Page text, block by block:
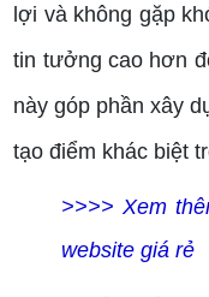
lợi và không gặp
tin tưởng cao hơn
này góp phần xây
tạo điểm khác biệt
>>>> Xem
website giá rẻ